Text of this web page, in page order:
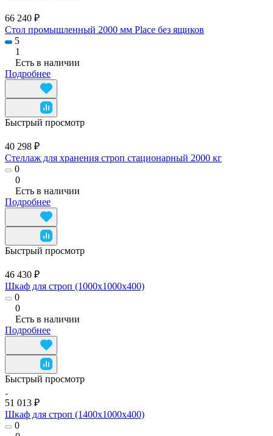
66 240 ₽
Стол промышленный 2000 мм Place без ящиков
5
1
Есть в наличии
Подробнее
Быстрый просмотр
40 298 ₽
Стеллаж для хранения строп стационарный 2000 кг
0
0
Есть в наличии
Подробнее
Быстрый просмотр
46 430 ₽
Шкаф для строп (1000x1000x400)
0
0
Есть в наличии
Подробнее
Быстрый просмотр
51 013 ₽
Шкаф для строп (1400x1000x400)
0